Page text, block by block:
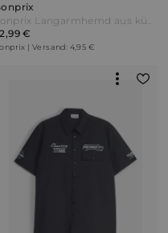
bonprix Langarmhemd aus kühlendem Leinen-Mix Modern Fit Grün
€
| Versand: 4,95 €